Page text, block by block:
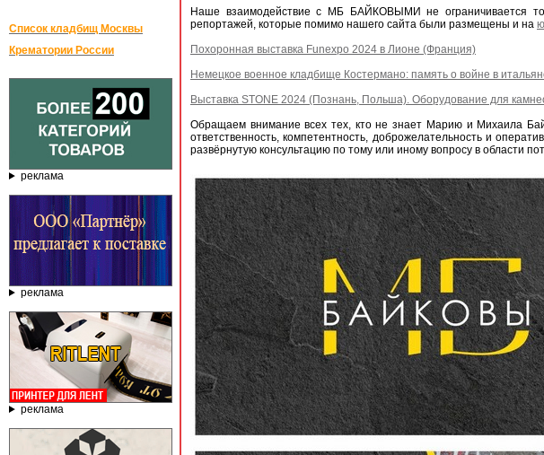
Список кладбищ Москвы
Крематории России
реклама
реклама
реклама
Наше взаимодействие с МБ БАЙКОВЫМИ не ограничивается
репортажей, которые помимо нашего сайта были размещены и на
Похоронная выставка Funexpo 2024 в Лионе (Франция)
Немецкое военное кладбище Костермано: память о войне в
Выставка STONE 2024 (Познань, Польша). Оборудование для
Обращаем внимание всех тех, кто не знает Марию и Михаила
ответственность, компетентность, доброжелательность и
развёрнутую консультацию по тому или иному вопросу в области